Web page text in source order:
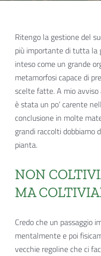
Ritengo la gestione del
più importante di tutta la
inteso come un grande
metamorfosi capace di
scelte fatte. A mio avviso
è stata un po’ carente
conclusione in molte
grandi raccolti dobbiamo
pianta.
NON
MA
Credo che un passaggio
mentalmente e poi
vecchie regoline che ci